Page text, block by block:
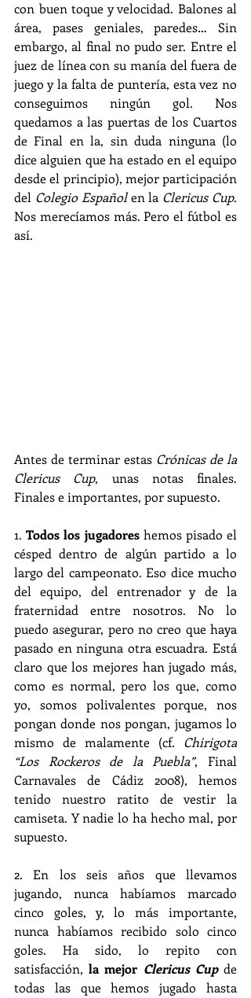
con buen toque y velocidad. Balones al
área, pases geniales, paredes… Sin
embargo, al final no pudo ser. Entre el
juez de línea con su manía del fuera de
juego y la falta de puntería, esta vez no
conseguimos ningún gol. Nos
quedamos a las puertas de los Cuartos
de Final en la, sin duda ninguna (lo
dice alguien que ha estado en el equipo
desde el principio), mejor participación
del Colegio Español en la Clericus Cup.
Nos merecíamos más. Pero el fútbol es
así.
Antes de terminar estas Crónicas de la
Clericus Cup, unas notas finales.
Finales e importantes, por supuesto.
1. Todos los jugadores hemos pisado el
césped dentro de algún partido a lo
largo del campeonato. Eso dice mucho
del equipo, del entrenador y de la
fraternidad entre nosotros. No lo
puedo asegurar, pero no creo que haya
pasado en ninguna otra escuadra. Está
claro que los mejores han jugado más,
como es normal, pero los que, como
yo, somos polivalentes porque, nos
pongan donde nos pongan, jugamos lo
mismo de malamente (cf. Chirigota
“Los Rockeros de la Puebla”, Final
Carnavales de Cádiz 2008), hemos
tenido nuestro ratito de vestir la
camiseta. Y nadie lo ha hecho mal, por
supuesto.
2. En los seis años que llevamos
jugando, nunca habíamos marcado
cinco goles, y, lo más importante,
nunca habíamos recibido solo cinco
goles. Ha sido, lo repito con
satisfacción, la mejor Clericus Cup de
todas las que hemos jugado hasta